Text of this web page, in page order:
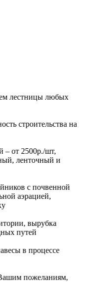
лестницы любых
строительства на
– от 2500р./шт,
ленточный и
с почвенной
аэрацией,
вырубка
путей
в процессе
пожеланиям,